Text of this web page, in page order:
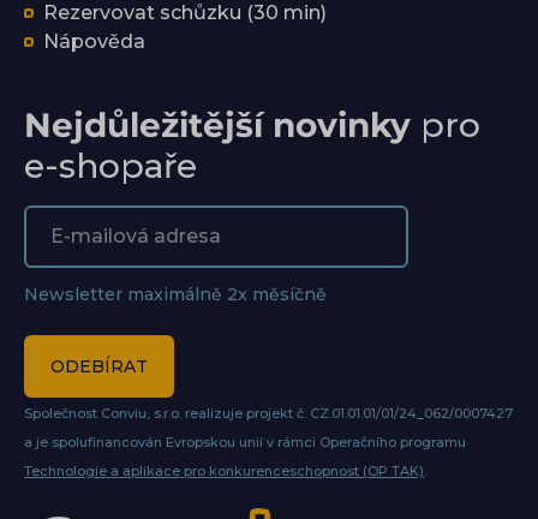
Rezervovat schůzku (30 min)
Nápověda
Nejdůležitější novinky pro
e-shopaře
Newsletter maximálně 2x měsíčně
ODEBÍRAT
Společnost Conviu, s.r.o. realizuje projekt č. CZ.01.01.01/01/24_062/0007427
a je spolufinancován Evropskou unií v rámci Operačního programu
Technologie a aplikace pro konkurenceschopnost (OP TAK).